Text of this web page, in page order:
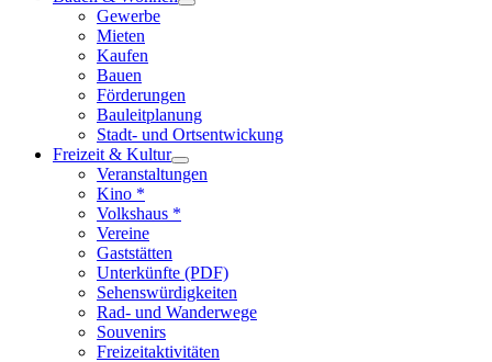
Gewerbe
Mieten
Kaufen
Bauen
Förderungen
Bauleitplanung
Stadt- und Ortsentwickung
Freizeit & Kultur
Veranstaltungen
Kino *
Volkshaus *
Vereine
Gaststätten
Unterkünfte (PDF)
Sehenswürdigkeiten
Rad- und Wanderwege
Souvenirs
Freizeitaktivitäten